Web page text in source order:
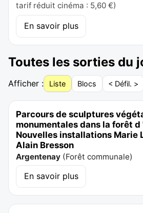
tarif réduit cinéma : 5,60 €)
En savoir plus
Toutes les sorties du
Afficher : Liste Blocs < Défil. >
Parcours de sculptures
monumentales dans la forêt
Nouvelles installations Marie
Alain Bresson
Argentenay (Forêt communale)
En savoir plus